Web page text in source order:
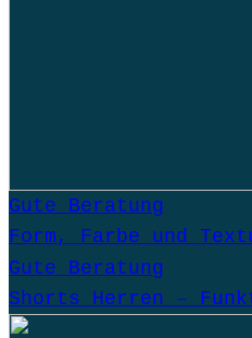
Gute Beratung
Form, Farbe und
Gute Beratung
Shorts Herren –